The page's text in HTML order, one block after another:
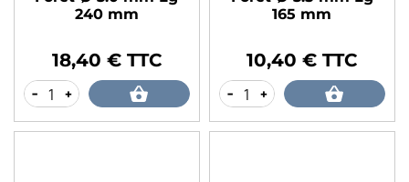
240 mm
18,40 € TTC
- +
165 mm
10,40 € TTC
- +